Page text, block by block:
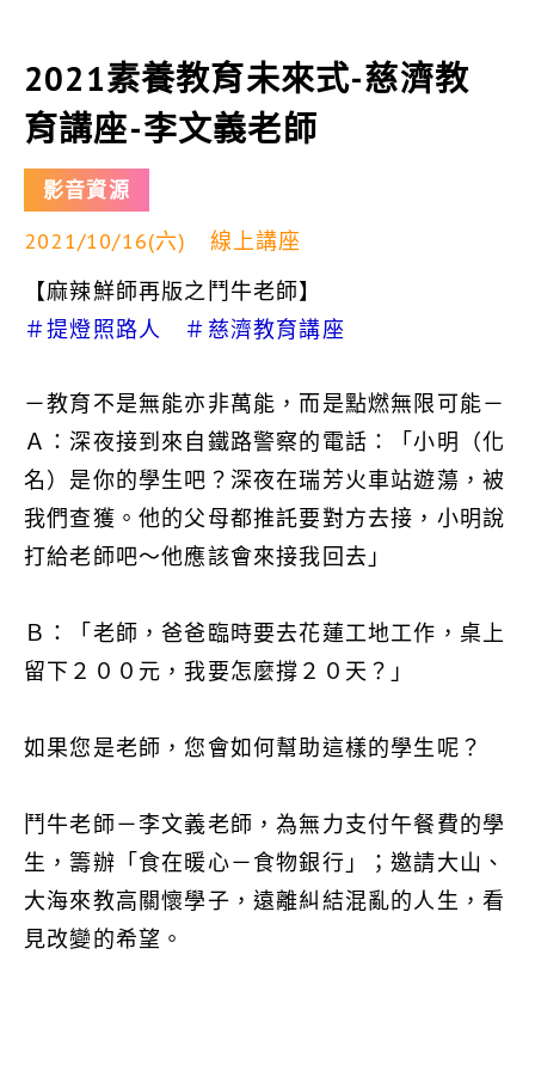
2021素養教育未來式-慈濟教
育講座-李文義老師
影音資源
2021/10/16(六) 線上講座
【麻辣鮮師再版之鬥牛老師】
＃提燈照路人
＃慈濟教育講座
－教育不是無能亦非萬能，而是點燃無限可能－
Ａ：深夜接到來自鐵路警察的電話：「小明（化
名）是你的學生吧？深夜在瑞芳火車站遊蕩，被
我們查獲。他的父母都推託要對方去接，小明說
打給老師吧～他應該會來接我回去」
Ｂ：「老師，爸爸臨時要去花蓮工地工作，桌上
留下２００元，我要怎麼撐２０天？」
如果您是老師，您會如何幫助這樣的學生呢？
鬥牛老師－李文義老師，為無力支付午餐費的學
生，籌辦「食在暖心－食物銀行」；邀請大山、
大海來教高關懷學子，遠離糾結混亂的人生，看
見改變的希望。